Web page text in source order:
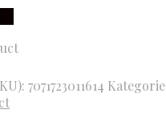
7071723011614